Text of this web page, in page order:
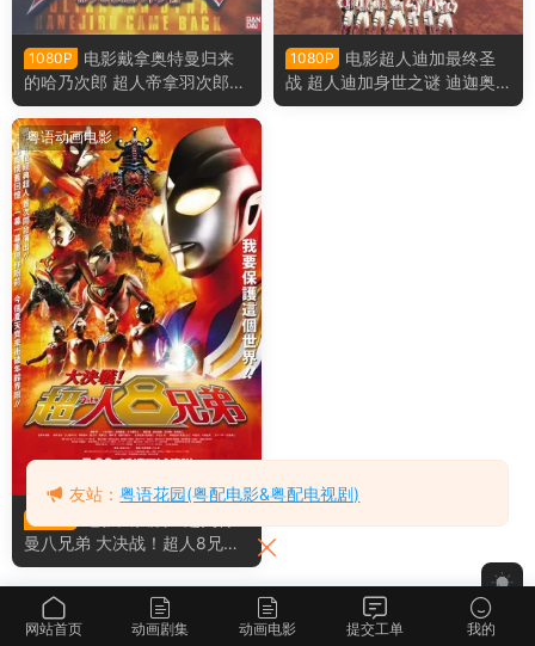
1080P
电影戴拿奥特曼归来
的哈乃次郎 超人帝拿羽次郎之
回归粤语版
1080P
电影超人迪加最终圣
战 超人迪加身世之谜 迪迦奥
特曼最终圣战粤语版
粤语动画电影
曼八兄弟 大决战！超人8兄弟
粤语版
网站首页 动画剧集 动画电影 提交工单 我的
友站：粤语花园(粤配电影&粤配电视剧)